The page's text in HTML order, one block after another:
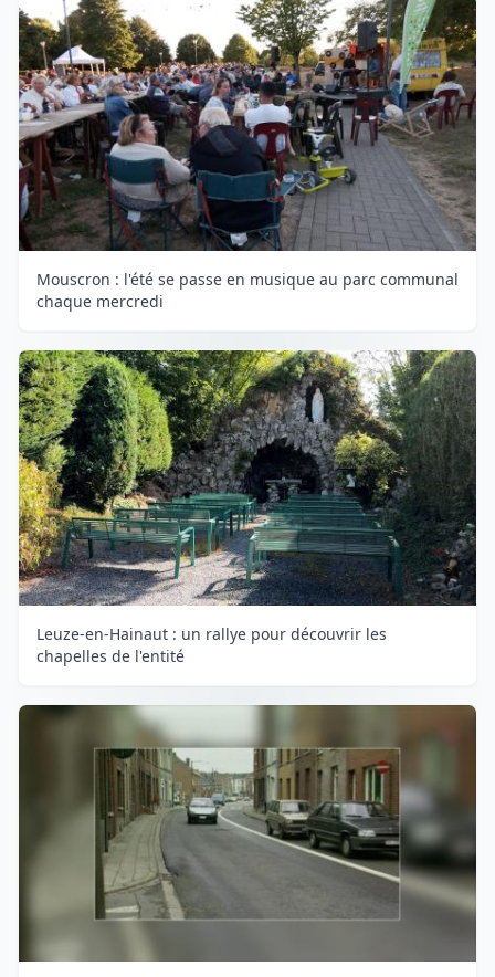
Mouscron : l'été se passe en musique au parc communal
chaque mercredi
Leuze-en-Hainaut : un rallye pour découvrir les
chapelles de l'entité